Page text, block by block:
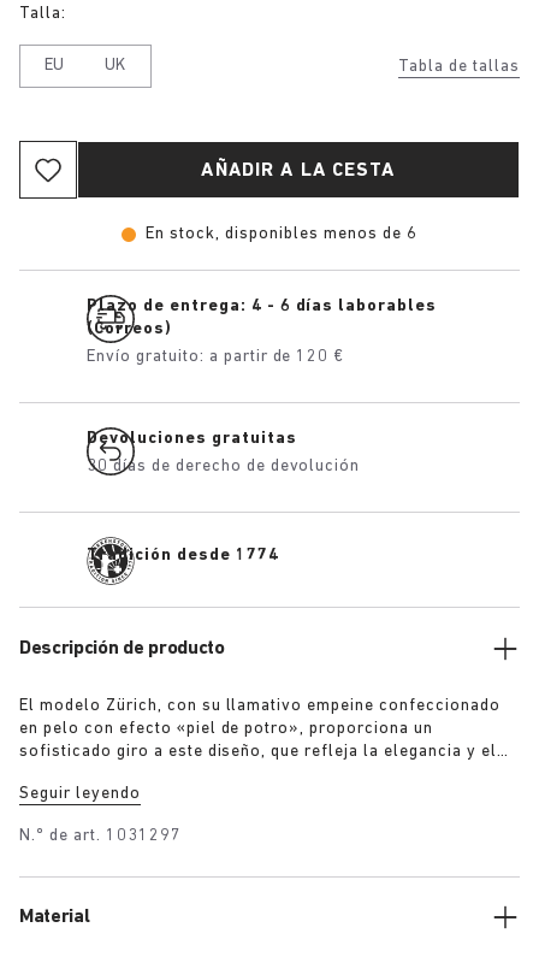
Tabla de tallas
Talla:
EU UK
AÑADIR A LA CESTA
En stock, disponibles menos de 6
Plazo de entrega: 4 - 6 días laborables
(Correos)
Envío gratuito: a partir de 120 €
Devoluciones gratuitas
30 días de derecho de devolución
Tradición desde 1774
Descripción de producto
El modelo Zürich, con su llamativo empeine confeccionado
en pelo con efecto «piel de potro», proporciona un
sofisticado giro a este diseño, que refleja la elegancia y el
la exclusiva plantilla de BIRKENSTOCK, este nuevo diseño
Seguir leyendo
N.º de art. 1031297
Material